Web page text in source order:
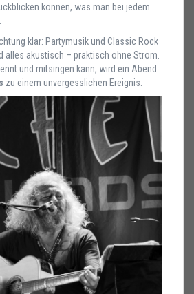
können, was man bei jedem
klar: Partymusik und Classic Rock
alles akustisch – praktisch ohne Strom.
und mitsingen kann, wird ein Abend
zu einem unvergesslichen Ereignis.